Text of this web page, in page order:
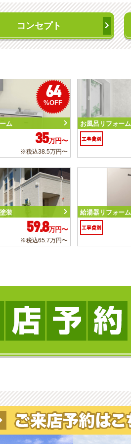
コンセプト
64
%OFF
ム
35万円〜
※税込38.5万円〜
お風呂リフォーム
工事費別
装
59.8万円〜
※税込65.7万円〜
給湯器リフォーム
工事費別